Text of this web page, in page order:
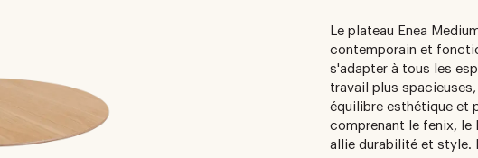
Le plateau Enea
contemporain et
s'adapter à tous les
travail plus
équilibre esthétique et
comprenant le fenix, le
allie durabilité et style.